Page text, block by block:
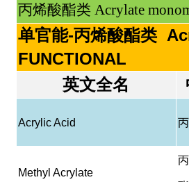
丙烯酸酯类 Acrylate
单官能-丙烯酸酯类
FUNCTIONAL
英文全名
Acrylic Acid
Methyl Acrylate